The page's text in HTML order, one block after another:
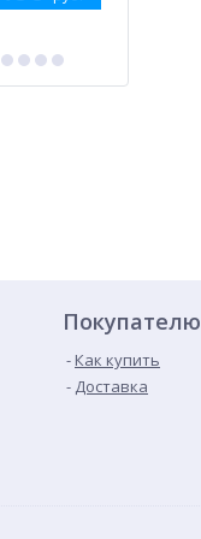
Покупателю
Как купить
Доставка